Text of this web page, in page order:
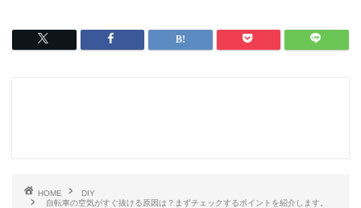
HOME
DIY
自転車の空気がすぐ抜ける原因は？まずチェックするポイントを紹介します。